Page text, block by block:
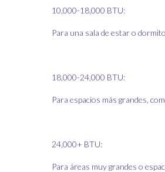
10,000-18,000 BTU:
Para una sala de estar o
18,000-24,000 BTU:
Para espacios más grandes,
24,000+ BTU:
Para áreas muy grandes o